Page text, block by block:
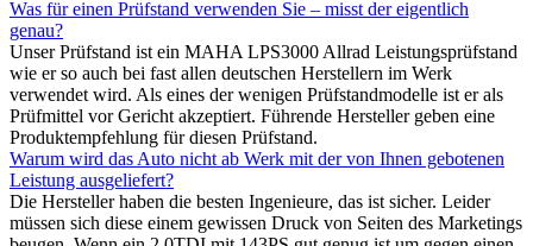
Was für einen Prüfstand verwenden Sie – misst der eigentlich
genau?
Unser Prüfstand ist ein MAHA LPS3000 Allrad Leistungsprüfstand
wie er so auch bei fast allen deutschen Herstellern im Werk
verwendet wird. Als eines der wenigen Prüfstandmodelle ist er als
Prüfmittel vor Gericht akzeptiert. Führende Hersteller geben eine
Produktempfehlung für diesen Prüfstand.
Warum wird das Auto nicht ab Werk mit der von Ihnen gebotenen
Leistung ausgeliefert?
Die Hersteller haben die besten Ingenieure, das ist sicher. Leider
müssen sich diese einem gewissen Druck von Seiten des Marketings